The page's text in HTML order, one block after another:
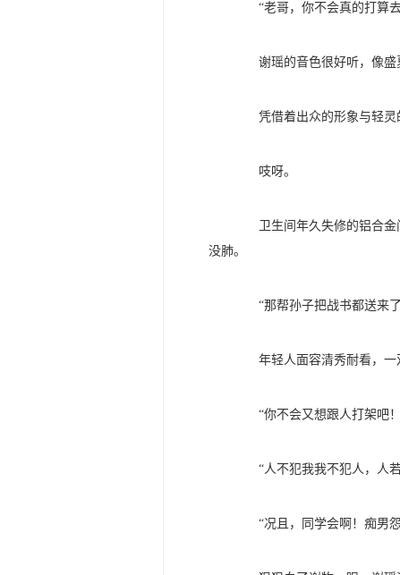
“老哥，你不会真的打算去
谢瑶的音色很好听，像盛夏
凭借着出众的形象与轻灵的
吱呀。
卫生间年久失修的铝合金
没肺。
“那帮孙子把战书都送来了
年轻人面容清秀耐看，一
“你不会又想跟人打架吧！
“人不犯我我不犯人，人若
“况且，同学会啊！痴男怨